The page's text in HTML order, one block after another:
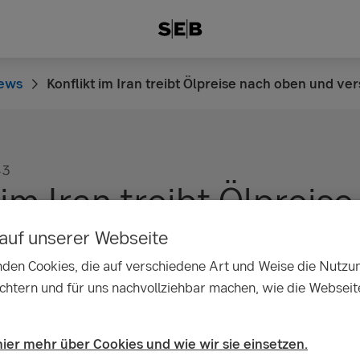
Konflikt im Iran treibt Ölpreise nach oben und
Iran treibt
verstärkt
unserer Webseite
Cookies, die auf verschiedene Art und Weise die
und für uns nachvollziehbar machen, wie die
mehr über Cookies und wie wir sie einsetzen.